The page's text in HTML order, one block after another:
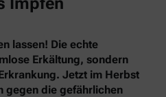
lassen! Die echte
Erkältung, sondern
Jetzt im Herbst
gegen die gefährlichen